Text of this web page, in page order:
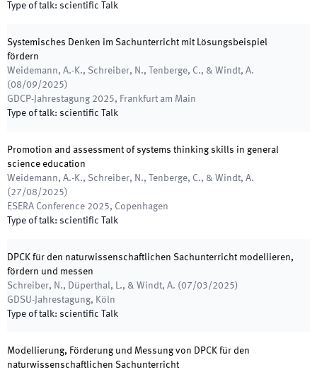
Type of talk: scientific Talk
Systemisches Denken im Sachunterricht mit Lösungsbeispiel
fördern
Weidemann, A.-K., Schreiber, N., Tenberge, C., & Windt, A.
(08/09/2025)
GDCP-Jahrestagung 2025, Frankfurt am Main
Type of talk: scientific Talk
Promotion and assessment of systems thinking skills in general
science education
Weidemann, A.-K., Schreiber, N., Tenberge, C., & Windt, A.
( 27/08/2025)
ESERA Conference 2025, Copenhagen
Type of talk: scientific Talk
DPCK für den naturwissenschaftlichen Sachunterricht modellieren,
fördern und messen
Schreiber, N., Düperthal, L., & Windt, A. (07/03/2025)
GDSU-Jahrestagung, Köln
Type of talk: scientific Talk
Modellierung, Förderung und Messung von DPCK für den
naturwissenschaftlichen Sachunterricht